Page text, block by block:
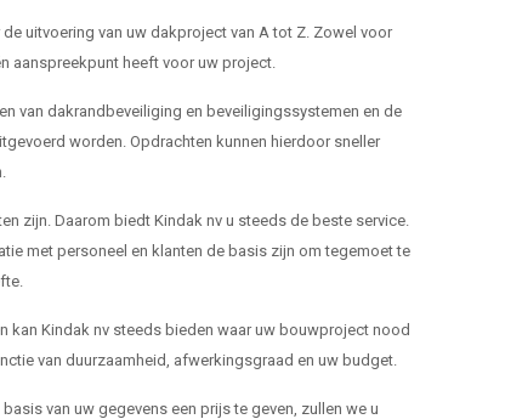
uitvoering van uw dakproject van A tot Z. Zowel voor
aanspreekpunt heeft voor uw project.
van dakrandbeveiliging en beveiligingssystemen en de
worden. Opdrachten kunnen hierdoor sneller
zijn. Daarom biedt Kindak nv u steeds de beste service.
met personeel en klanten de basis zijn om tegemoet te
kan Kindak nv steeds bieden waar uw bouwproject nood
van duurzaamheid, afwerkingsgraad en uw budget.
van uw gegevens een prijs te geven, zullen we u